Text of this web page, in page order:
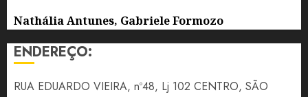
Nathália Antunes, Gabriele Formozo
ENDEREÇO:
RUA EDUARDO VIEIRA, nº48, Lj 102 CENTRO, SÃO